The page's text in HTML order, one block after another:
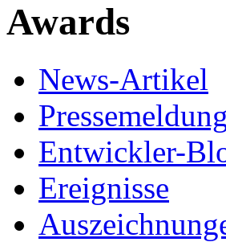
Awards
News-Artikel
Entwickler-
Ereignisse